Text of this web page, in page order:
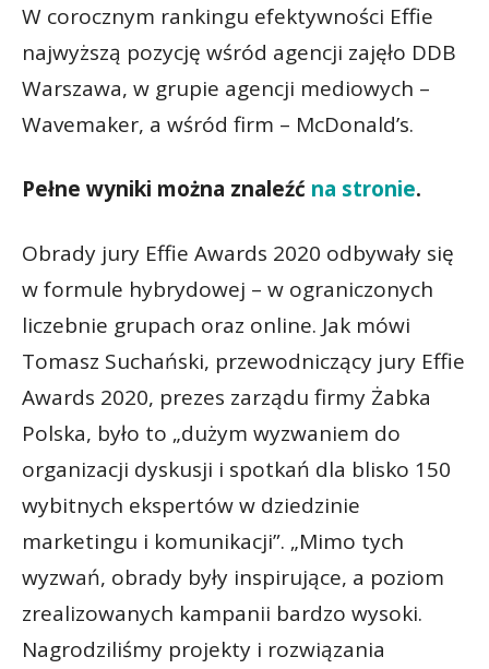
W corocznym rankingu efektywności Effie
najwyższą pozycję wśród agencji zajęło DDB
Warszawa, w grupie agencji mediowych –
Wavemaker, a wśród firm – McDonald’s.
Pełne wyniki można znaleźć na stronie.
Obrady jury Effie Awards 2020 odbywały się
w formule hybrydowej – w ograniczonych
liczebnie grupach oraz online. Jak mówi
Tomasz Suchański, przewodniczący jury Effie
Awards 2020, prezes zarządu firmy Żabka
Polska, było to „dużym wyzwaniem do
organizacji dyskusji i spotkań dla blisko 150
wybitnych ekspertów w dziedzinie
marketingu i komunikacji”. „Mimo tych
wyzwań, obrady były inspirujące, a poziom
zrealizowanych kampanii bardzo wysoki.
Nagrodziliśmy projekty i rozwiązania